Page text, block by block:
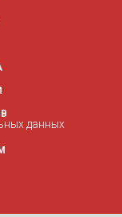
данных